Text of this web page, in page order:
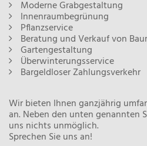
Moderne Grabgestaltung
Innenraumbegrünung
Pflanzservice
Beratung und Verkauf von
Gartengestaltung
Überwinterungsservice
Bargeldloser Zahlungsverkehr
Wir bieten Ihnen ganzjährig
an. Neben den unten genannten
uns nichts unmöglich.
Sprechen Sie uns an!